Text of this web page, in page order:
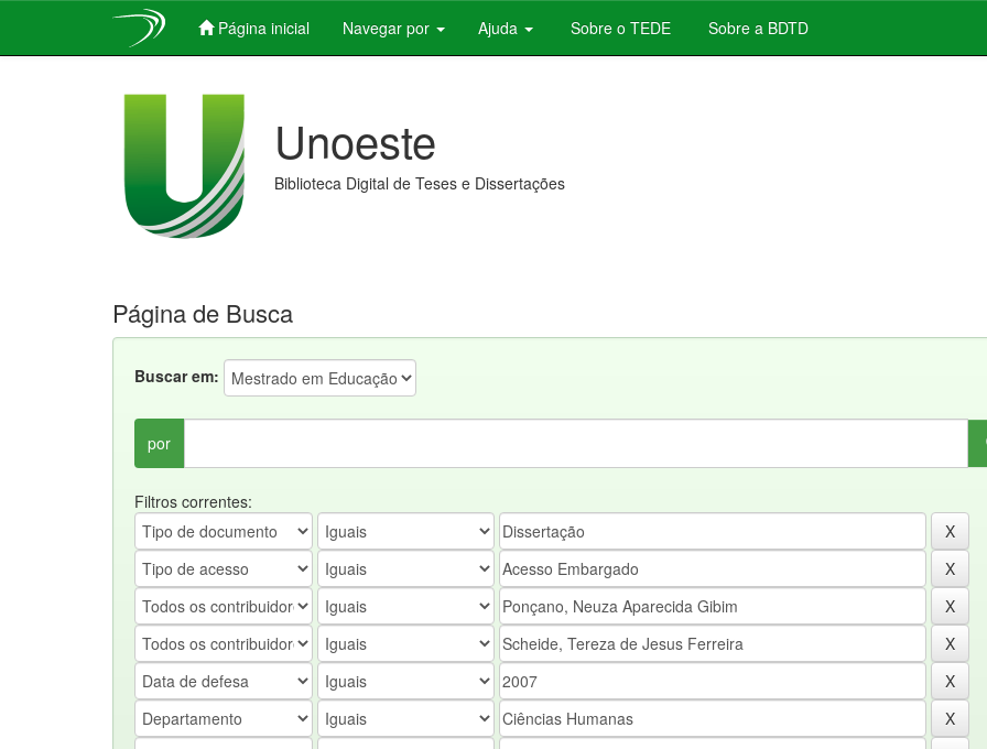
Página inicial Navegar por Ajuda Sobre o TEDE Sobre a BDTD
Unoeste
Biblioteca Digital de Teses e Dissertações
Página de Busca
Buscar em:
por
Filtros correntes: